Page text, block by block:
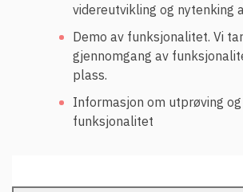
videreutvikling og nytenking
Demo av funksjonalitet. Vi
gjennomgang av
plass.
Informasjon om utprøving
funksjonalitet